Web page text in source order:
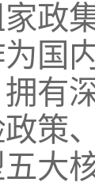
政
国
有
策
大